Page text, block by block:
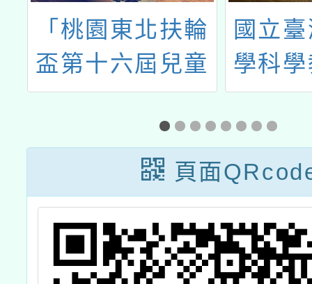
「桃園東北扶輪
盃第十六屆兒童
本土語言『閩南
語演講及說故
事』」延長報名
時間
國立
學科
辦理
度中
育專
推廣
頁面